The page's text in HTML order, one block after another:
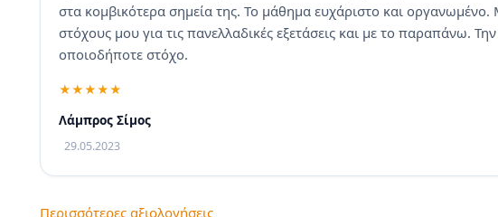
στα κομβικότερα σημεία της. Το μάθημα ευχάριστο και οργανωμένο.
στόχους μου για τις πανελλαδικές εξετάσεις και με το παραπάνω.
οποιοδήποτε στόχο.
Λάμπρος Σίμος
29.05.2023
Περισσότερες αξιολογήσεις